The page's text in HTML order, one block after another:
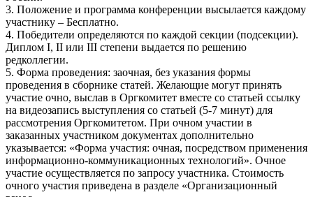
3. Положение и программа конференции высылается каждому
участнику – Бесплатно.
4. Победители определяются по каждой секции (подсекции).
Диплом I, II или III степени выдается по решению
редколлегии.
5. Форма проведения: заочная, без указания формы
проведения в сборнике статей. Желающие могут принять
участие очно, выслав в Оргкомитет вместе со статьей ссылку
на видеозапись выступления со статьей (5-7 минут) для
рассмотрения Оргкомитетом. При очном участии в
заказанных участником документах дополнительно
указывается: «Форма участия: очная, посредством применения
информационно-коммуникационных технологий». Очное
участие осуществляется по запросу участника. Стоимость
очного участия приведена в разделе «Организационный